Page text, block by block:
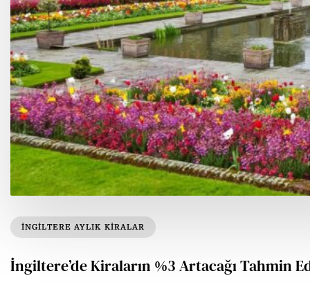
INGILTERE AYLIK KIRALAR
İngiltere’de Kiraların %3 Artacağı Tahmin